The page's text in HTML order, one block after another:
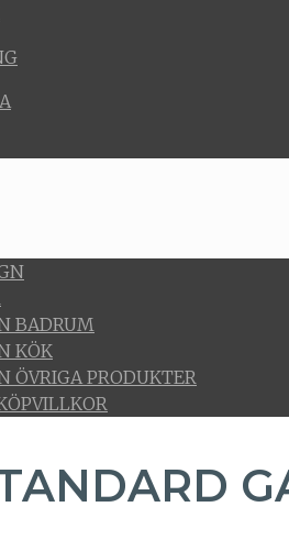
BADRUM
KÖK
ÖVRIGA PRODUKTER